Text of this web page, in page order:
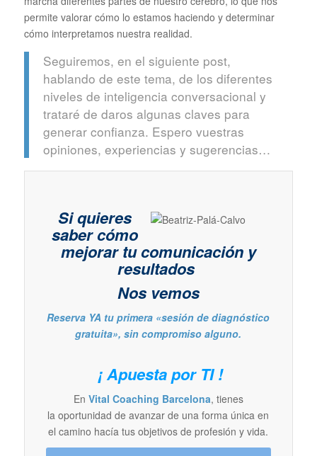
permite valorar cómo lo estamos haciendo y determinar
cómo interpretamos nuestra realidad.
Seguiremos, en el siguiente post,
hablando de este tema, de los diferentes
niveles de inteligencia conversacional y
trataré de daros algunas claves para
generar confianza. Espero vuestras
opiniones, experiencias y sugerencias…
Si quieres
saber cómo
mejorar tu comunicación y
resultados
Nos vemos
Reserva YA tu primera «sesión de diagnóstico
gratuita», sin compromiso alguno.
¡ Apuesta por TI !
En Vital Coaching Barcelona, tienes
la oportunidad de avanzar de una forma única en
el camino hacía tus objetivos de profesión y vida.